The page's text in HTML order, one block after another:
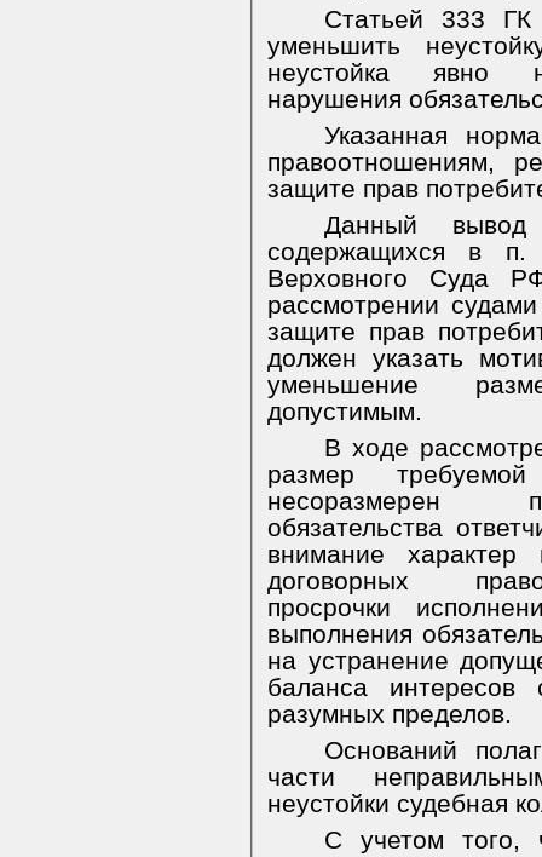
Статьей 333
уменьшить
неустойка явно
нарушения
Указанная
правоотношениям,
защите прав
Данный вывод
содержащихся в п.
Верховного
рассмотрении
защите прав
должен указать
уменьшение
допустимым.
В ходе
размер
несоразмерен
обязательства
внимание характер
договорных
просрочки
выполнения
на устранение
баланса интересов
разумных пределов.
Оснований
части
неустойки судебная
С учетом того,